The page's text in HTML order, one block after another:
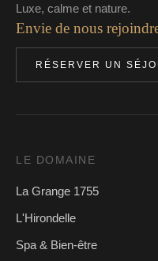
Luxe, calme et nature.
Envie de nous
RÉSERVER UN
LE DOMAINE
La Grange 1755
L'Hirondelle
Spa & Bien-être